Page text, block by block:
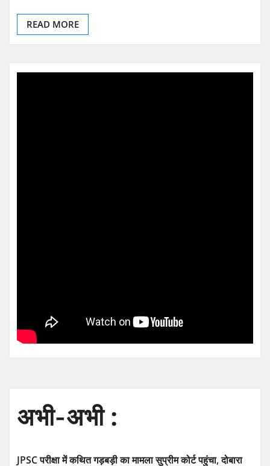
READ MORE
अभी-अभी :
JPSC परीक्षा में कथित गड़बड़ी का मामला सुप्रीम कोर्ट पहुंचा, दोबारा